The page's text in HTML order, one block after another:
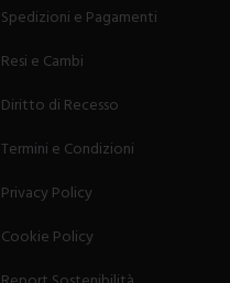
Spedizioni e Pagamenti
Resi e Cambi
Diritto di Recesso
Termini e Condizioni
Privacy Policy
Cookie Policy